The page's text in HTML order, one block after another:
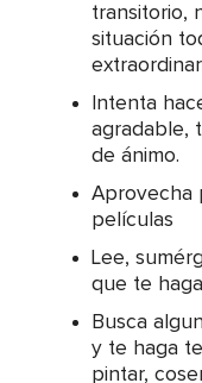
transitorio,
situación
Intenta
agradable,
de ánimo.
Aprovecha
películas
Lee,
que te
Busca
y te haga
pintar,